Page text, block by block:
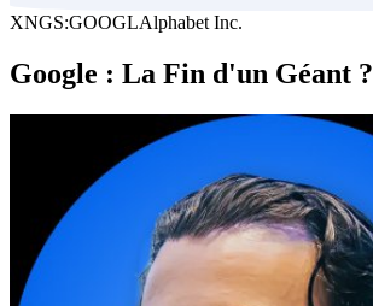
XNGS:GOOGLAlphabet Inc.
Google : La Fin d'un Géant ?